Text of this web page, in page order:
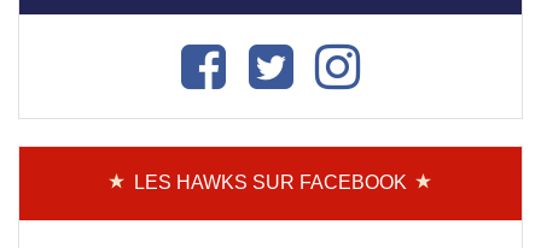
LES HAWKS SUR FACEBOOK